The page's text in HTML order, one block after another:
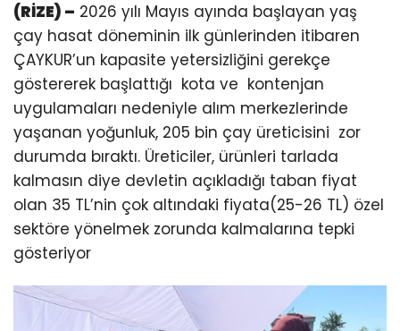
(RİZE) – 2026 yılı Mayıs ayında başlayan yaş
çay hasat döneminin ilk günlerinden itibaren
ÇAYKUR’un kapasite yetersizliğini gerekçe
göstererek başlattığı kota ve kontenjan
uygulamaları nedeniyle alım merkezlerinde
yaşanan yoğunluk, 205 bin çay üreticisini zor
durumda bıraktı. Üreticiler, ürünleri tarlada
kalmasın diye devletin açıkladığı taban fiyat
olan 35 TL’nin çok altındaki fiyata(25-26 TL) özel
sektöre yönelmek zorunda kalmalarına tepki
gösteriyor